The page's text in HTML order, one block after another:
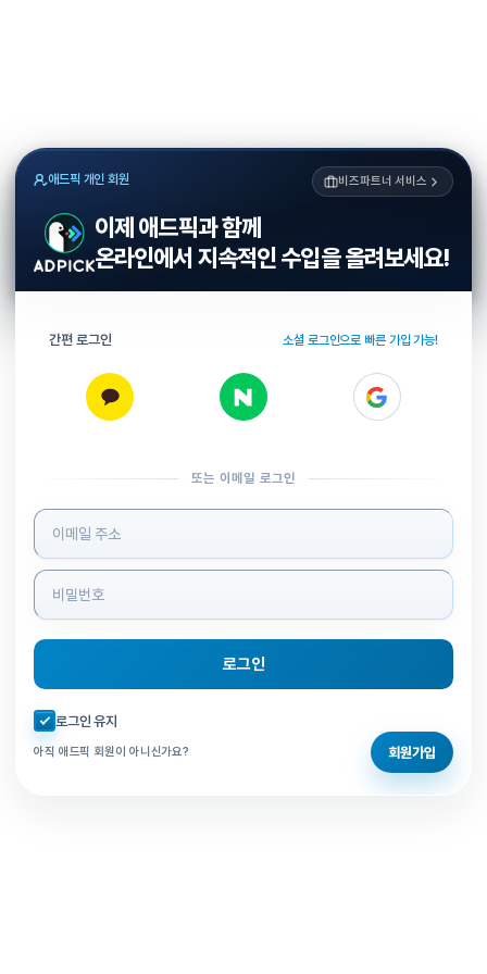
애드픽 개인 회원 비즈파트너 서비스
이제 애드픽과 함께
온라인에서 지속적인 수입을 올려보세요!
간편 로그인 소셜 로그인으로 빠른 가입 가능!
또는 이메일 로그인
로그인 정보 입력
로그인
자동로그인 체크
로그인 유지
아직 애드픽 회원이 아니신가요? 회원가입